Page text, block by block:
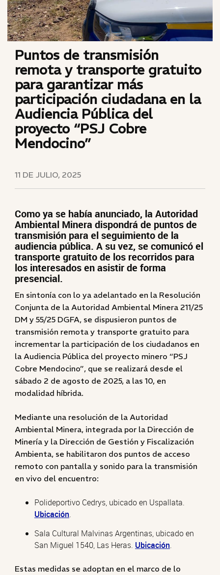
Puntos de transmisión
remota y transporte gratuito
para garantizar más
participación ciudadana en la
Audiencia Pública del
proyecto “PSJ Cobre
Mendocino”
11 DE JULIO, 2025
Como ya se había anunciado, la Autoridad
Ambiental Minera dispondrá de puntos de
transmisión para el seguimiento de la
audiencia pública. A su vez, se comunicó el
transporte gratuito de los recorridos para
los interesados en asistir de forma
presencial.
En sintonía con lo ya adelantado en la Resolución
Conjunta de la Autoridad Ambiental Minera 211/25
DM y 55/25 DGFA, se dispusieron puntos de
transmisión remota y transporte gratuito para
incrementar la participación de los ciudadanos en
la Audiencia Pública del proyecto minero “PSJ
Cobre Mendocino”, que se realizará desde el
sábado 2 de agosto de 2025, a las 10, en
modalidad híbrida.
Mediante una resolución de la Autoridad
Ambiental Minera, integrada por la Dirección de
Minería y la Dirección de Gestión y Fiscalización
Ambienta, se habilitaron dos puntos de acceso
remoto con pantalla y sonido para la transmisión
en vivo del encuentro:
Polideportivo Cedrys, ubicado en Uspallata.
Ubicación.
Sala Cultural Malvinas Argentinas, ubicado en
San Miguel 1540, Las Heras. Ubicación.
Estas medidas se adoptan en el marco de lo